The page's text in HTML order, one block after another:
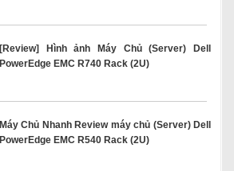
[Review] Hình ảnh Máy Chủ (Server) Dell
PowerEdge EMC R740 Rack (2U)
Máy Chủ Nhanh Review máy chủ (Server) Dell
PowerEdge EMC R540 Rack (2U)